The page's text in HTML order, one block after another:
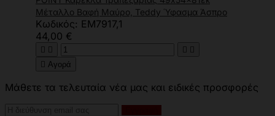
Μέταλλο Βαφή Μαύρο, Teddy Ύφασμα Άσπρο
Κωδικός: ΕΜ7917,1
44,00 €
   
 Αγορά
Μάθετε τα τελευταία νέα μας και ειδικές προσφορές